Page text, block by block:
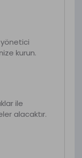
yönetici
kurun.
ile
alacaktır.